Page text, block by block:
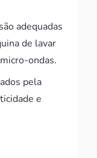
adequadas
de lavar
ondas.
pela
e